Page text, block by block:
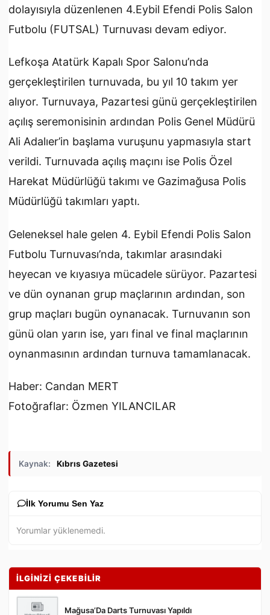
dolayısıyla düzenlenen 4.Eybil Efendi Polis Salon
Futbolu (FUTSAL) Turnuvası devam ediyor.
Lefkoşa Atatürk Kapalı Spor Salonu’nda
gerçekleştirilen turnuvada, bu yıl 10 takım yer
alıyor. Turnuvaya, Pazartesi günü gerçekleştirilen
açılış seremonisinin ardından Polis Genel Müdürü
Ali Adalıer’in başlama vuruşunu yapmasıyla start
verildi. Turnuvada açılış maçını ise Polis Özel
Harekat Müdürlüğü takımı ve Gazimağusa Polis
Müdürlüğü takımları yaptı.
Geleneksel hale gelen 4. Eybil Efendi Polis Salon
Futbolu Turnuvası’nda, takımlar arasındaki
heyecan ve kıyasıya mücadele sürüyor. Pazartesi
ve dün oynanan grup maçlarının ardından, son
grup maçları bugün oynanacak. Turnuvanın son
günü olan yarın ise, yarı final ve final maçlarının
oynanmasının ardından turnuva tamamlanacak.
Haber: Candan MERT
Fotoğraflar: Özmen YILANCILAR
Kaynak: Kıbrıs Gazetesi
İlk Yorumu Sen Yaz
Yorumlar yüklenemedi.
İLGİNİZİ ÇEKEBİLİR
Mağusa’Da Darts Turnuvası Yapıldı